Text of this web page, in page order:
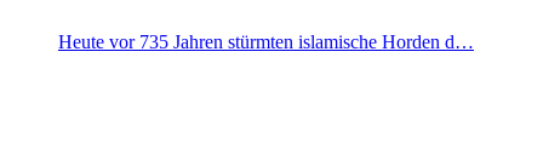
Heute vor 735 Jahren stürmten islamische Horden d…